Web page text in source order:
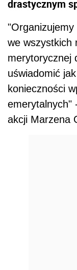
drastycznym
we wszystkich
merytorycznej
uświadomić
konieczności
emerytalnych"
akcji Marzena